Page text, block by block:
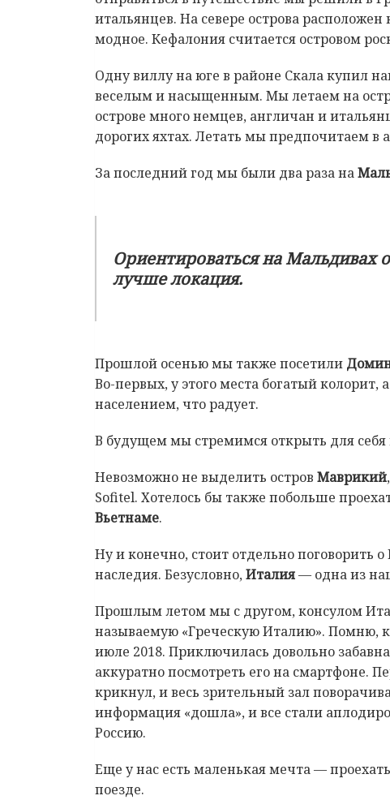
итальянцев. На севере острова
модное. Кефалония считается островом
Одну виллу на юге в районе Скала купил
веселым и насыщенным. Мы летаем на
острове много немцев, англичан и
дорогих яхтах. Летать мы предпочитаем в
За последний год мы были два раза на
Ориентироваться на Мальдивах
лучше локация.
Прошлой осенью мы также посетили
Во-первых, у этого места богатый
населением, что радует.
В будущем мы стремимся открыть для себя
Невозможно не выделить остров Маврикий
Sofitel. Хотелось бы также побольше
Вьетнаме.
Ну и конечно, стоит отдельно поговорить
наследия. Безусловно,Италия— одна из
Прошлым летом мы с другом, консулом
называемую «Греческую Италию». Помню,
июле 2018. Приключилась довольно
аккуратно посмотреть его на смартфоне.
крикнул, и весь зрительный зал
информация «дошла», и все стали
Россию.
Еще у нас есть маленькая мечта —
поезде.